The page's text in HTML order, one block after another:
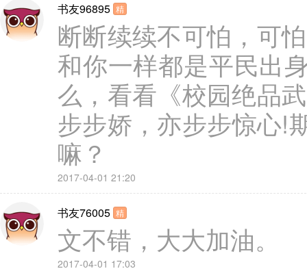
书友96895 精
断断续续不可怕，可
和你一样都是平民出
么，看看《校园绝品
步步娇，亦步步惊心
嘛？
2017-04-01 21:20
书友76005 精
文不错，大大加油。
2017-04-01 17:03